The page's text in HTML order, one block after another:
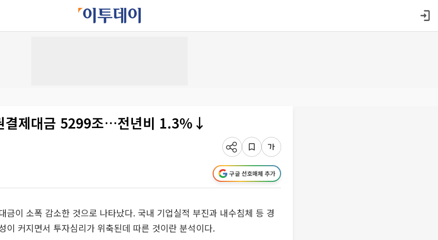
결제대금 5299조…전년비 1.3%↓
구글 선호매체 추가
금이 소폭 감소한 것으로 나타났다. 국내 기업실적 부진과 내수침체 등 경
이 커지면서 투자심리가 위축된데 따른 것이란 분석이다.